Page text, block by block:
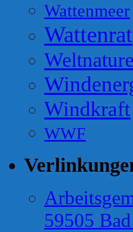
Wattenmeer
Wattenrat
Windkraft
WWF
59505